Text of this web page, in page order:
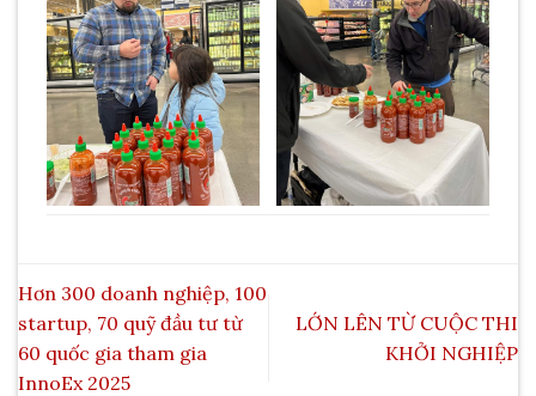
Hơn 300 doanh nghiệp, 100
startup, 70 quỹ đầu tư từ
60 quốc gia tham gia
InnoEx 2025
LỚN LÊN TỪ CUỘC THI
KHỞI NGHIỆP